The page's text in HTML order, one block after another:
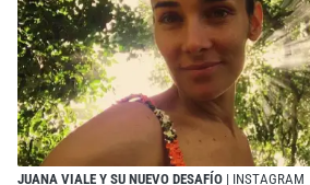
JUANA VIALE Y SU NUEVO DESAFÍO | INSTAGRAM